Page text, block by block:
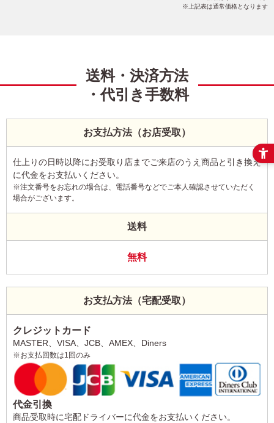
上記表は通常価格となります
送料・決済方法
・代引き手数料
お支払方法（お店受取）
仕上りの日時以降にお受取り店までご来店のうえ商品と引き換え
に代金をお支払いください。
※注文番号をお忘れの場合は、電話番号などでご本人確認させていただく
場合がございます。
送料
無料
お支払方法（宅配受取）
クレジットカード
MASTER、VISA、JCB、AMEX、Diners
※お支払回数は1回のみ
代金引換
商品受取時に宅配ドライバーに代金をお支払いください。